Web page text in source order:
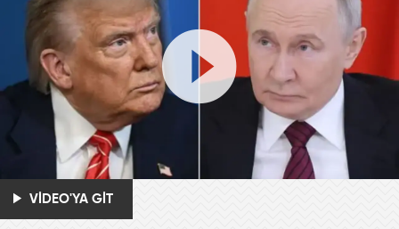
VİDEO'YA GİT